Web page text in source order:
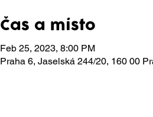
Čas a místo
Feb 25, 2023, 8:00 PM
Praha 6, Jaselská 244/20, 160 00